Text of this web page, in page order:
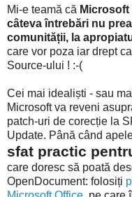
Mi-e teamă că
câteva întrebări nu
comunității, la
care vor poza iar drept
Source-ului ! :-(
Cei mai idealiști - sau
Microsoft va reveni
patch-uri de corecție la
Update. Până când
sfat practic
care doresc să poată
OpenDocument: folosiți